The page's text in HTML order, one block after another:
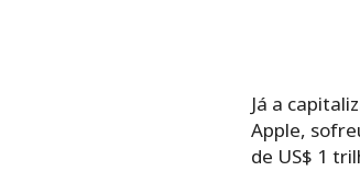
Já a
Apple,
de US$ 1